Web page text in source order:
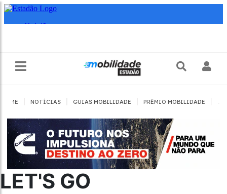
HOME NOTÍCIAS GUIAS MOBILIDADE PRÊMIO MOBILIDADE
LET'S GO